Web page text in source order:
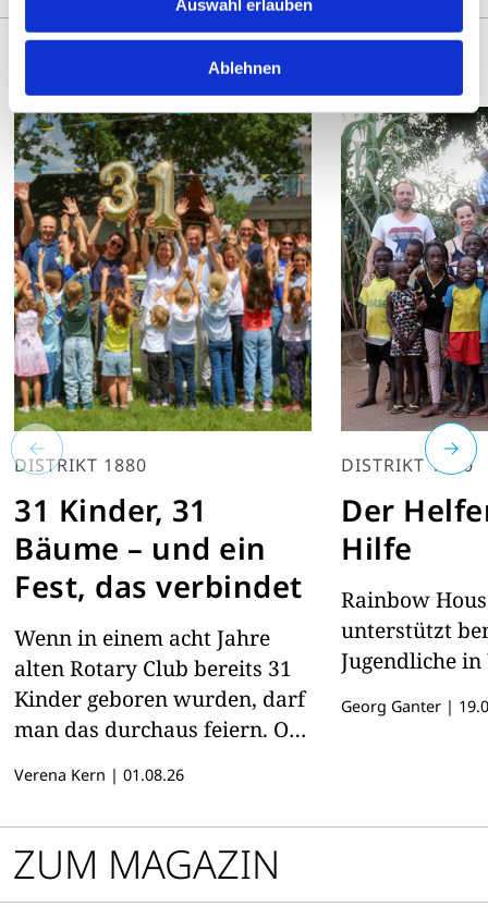
Auswahl erlauben
Ablehnen
DISTRIKT 1880
31 Kinder, 31
Bäume – und ein
Fest, das verbindet
Wenn in einem acht Jahre
alten Rotary Club bereits 31
Kinder geboren wurden, darf
man das durchaus feiern. Ob
ist? – Bemerkenswert ist es
allemal.
Verena Kern | 01.08.26
DISTRIKT 1930
Der
Hilfe
Rainbow
unterstützt
Jugendliche in
Georg Ganter |
ZUM MAGAZIN